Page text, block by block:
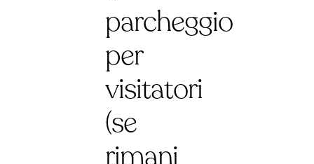
parcheggio
per
visitatori
(se